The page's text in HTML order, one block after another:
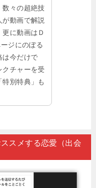
数々の超絶技
動画で解説
に動画はＤ
ジにのぼる
は今だけで
チャーを受
別特典」も
スメする恋愛（出会